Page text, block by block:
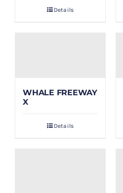
PAYMENT Details
WHALE FREEWAY
X
Details